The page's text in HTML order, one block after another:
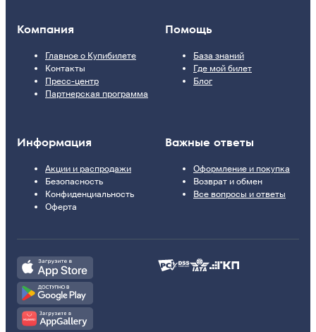
Компания
Главное о Купибилете
Контакты
Пресс-центр
Партнерская программа
Помощь
База знаний
Где мой билет
Блог
Информация
Акции и распродажи
Безопасность
Конфиденциальность
Оферта
Важные ответы
Оформление и покупка
Возврат и обмен
Все вопросы и ответы